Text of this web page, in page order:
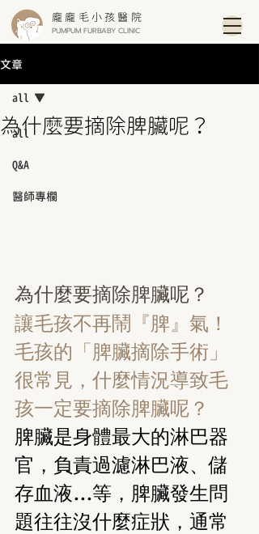
龐龐毛小孩醫院
PUMPUM FURBABY CLINIC
文章
all
Q&A
醫師專欄
all
為什麼要摘除脾臟呢？
為什麼要摘除脾臟呢？
讓毛孩不再鬧『脾』氣！
毛孩的「脾臟摘除手術」
很常見，什麼情況導致毛
孩一定要摘除脾臟呢？
脾臟是身體最大的淋巴器
官，負責過濾淋巴液、儲
存血液…等，脾臟發生問
題往往沒什麼症狀，通常